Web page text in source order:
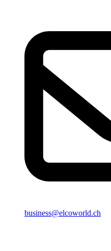
business@elcoworld.ch